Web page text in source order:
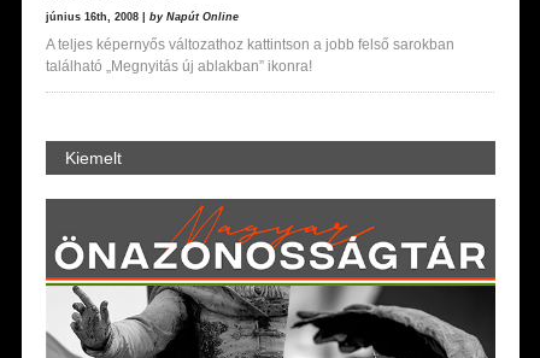
június 16th, 2008 | by Napút Online
A teljes képernyős változathoz kattintson a jobb felső sarokban
található „Megnyitás új ablakban” ikonra!
Kiemelt